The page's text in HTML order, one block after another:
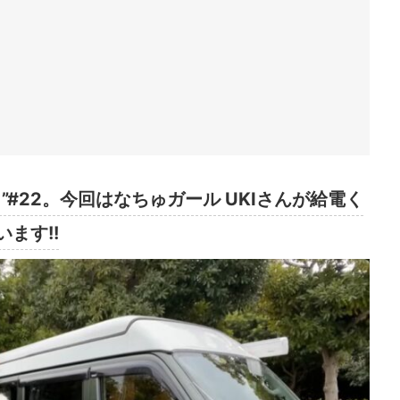
。今回はなちゅガール UKIさんが給電く
ます!!